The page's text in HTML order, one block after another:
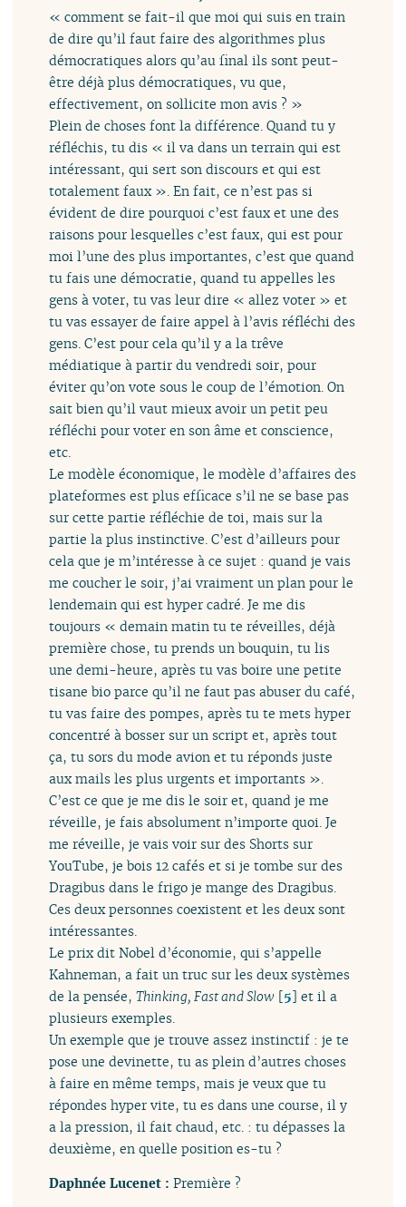
« comment se fait-il que moi qui suis en train
de dire qu’il faut faire des algorithmes plus
démocratiques alors qu’au final ils sont peut-
être déjà plus démocratiques, vu que,
effectivement, on sollicite mon avis ? »
Plein de choses font la différence. Quand tu y
réfléchis, tu dis « il va dans un terrain qui est
intéressant, qui sert son discours et qui est
totalement faux ». En fait, ce n’est pas si
évident de dire pourquoi c’est faux et une des
raisons pour lesquelles c’est faux, qui est pour
moi l’une des plus importantes, c’est que quand
tu fais une démocratie, quand tu appelles les
gens à voter, tu vas leur dire « allez voter » et
tu vas essayer de faire appel à l’avis réfléchi des
gens. C’est pour cela qu’il y a la trêve
médiatique à partir du vendredi soir, pour
éviter qu’on vote sous le coup de l’émotion. On
sait bien qu’il vaut mieux avoir un petit peu
réfléchi pour voter en son âme et conscience,
etc.
Le modèle économique, le modèle d’affaires des
plateformes est plus efficace s’il ne se base pas
sur cette partie réfléchie de toi, mais sur la
partie la plus instinctive. C’est d’ailleurs pour
cela que je m’intéresse à ce sujet : quand je vais
me coucher le soir, j’ai vraiment un plan pour le
lendemain qui est hyper cadré. Je me dis
toujours « demain matin tu te réveilles, déjà
première chose, tu prends un bouquin, tu lis
une demi-heure, après tu vas boire une petite
tisane bio parce qu’il ne faut pas abuser du café,
tu vas faire des pompes, après tu te mets hyper
concentré à bosser sur un script et, après tout
ça, tu sors du mode avion et tu réponds juste
aux mails les plus urgents et importants ».
C’est ce que je me dis le soir et, quand je me
réveille, je fais absolument n’importe quoi. Je
me réveille, je vais voir sur des Shorts sur
YouTube, je bois 12 cafés et si je tombe sur des
Dragibus dans le frigo je mange des Dragibus.
Ces deux personnes coexistent et les deux sont
intéressantes.
Le prix dit Nobel d’économie, qui s’appelle
Kahneman, a fait un truc sur les deux systèmes
de la pensée,Thinking, Fast and Slow [5] et il a
plusieurs exemples.
Un exemple que je trouve assez instinctif : je te
pose une devinette, tu as plein d’autres choses
à faire en même temps, mais je veux que tu
répondes hyper vite, tu es dans une course, il y
a la pression, il fait chaud, etc. : tu dépasses la
deuxième, en quelle position es-tu ?
Daphnée Lucenet :Première ?